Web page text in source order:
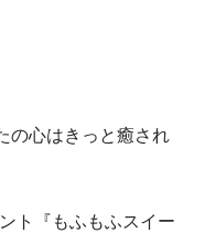
の心はきっと癒され
ト『もふもふスイー